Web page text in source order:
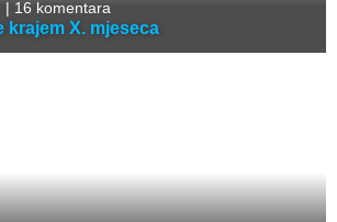
| 16 komentara
krajem X. mjeseca